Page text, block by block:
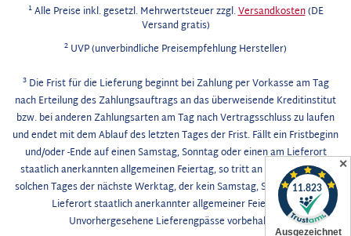
1Alle Preise inkl. gesetzl. Mehrwertsteuer zzgl.Versandkosten(DE
Versand gratis)
2 UVP (unverbindliche Preisempfehlung Hersteller)
3Die Frist für die Lieferung beginnt bei Zahlung per Vorkasse am Tag
nach Erteilung des Zahlungsauftrags an das überweisende Kreditinstitut
bzw. bei anderen Zahlungsarten am Tag nach Vertragsschluss zu laufen
und endet mit dem Ablauf des letzten Tages der Frist. Fällt ein Fristbeginn
und/oder -Ende auf einen Samstag, Sonntag oder einen am Lieferort
staatlich anerkannten allgemeinen Feiertag, so tritt an die Stelle eines
solchen Tages der nächste Werktag, der kein Samstag, Sonntag oder am
Lieferort staatlich anerkannter allgemeiner Feiertag ist.
Unvorhergesehene Lieferengpässe vorbehalten.
✕